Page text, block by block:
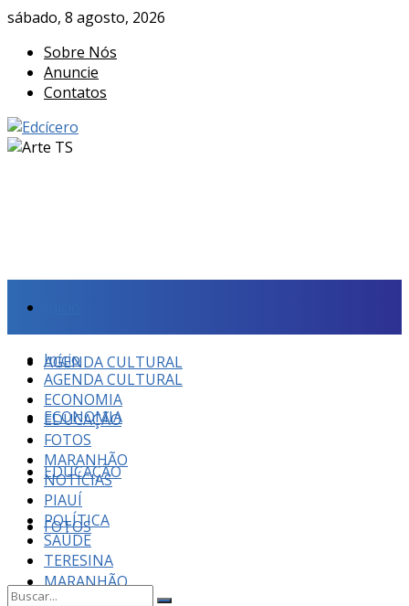
sábado, 8 agosto, 2026
Sobre Nós
Anuncie
Contatos
AGENDA CULTURAL
ECONOMIA
EDUCAÇÃO
FOTOS
MARANHÃO
Início
AGENDA CULTURAL
ECONOMIA
EDUCAÇÃO
FOTOS
MARANHÃO
NOTÍCIAS
PIAUÍ
POLÍTICA
SAÚDE
TERESINA